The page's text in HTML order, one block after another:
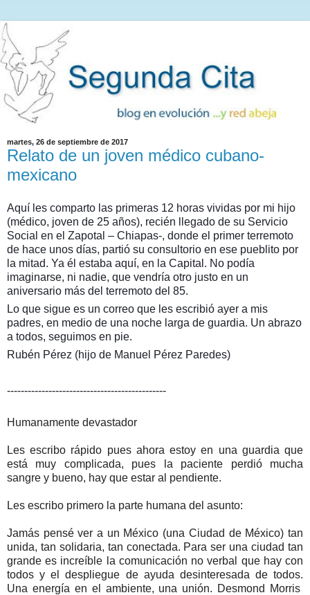
martes, 26 de septiembre de 2017
Relato de un joven médico cubano-
mexicano
Aquí les comparto las primeras 12 horas vividas por mi hijo
(médico, joven de 25 años), recién llegado de su Servicio
Social en el Zapotal – Chiapas-, donde el primer terremoto
de hace unos días, partió su consultorio en ese pueblito por
la mitad. Ya él estaba aquí, en la Capital. No podía
imaginarse, ni nadie, que vendría otro justo en un
aniversario más del terremoto del 85.
Lo que sigue es un correo que les escribió ayer a mis
padres, en medio de una noche larga de guardia. Un abrazo
a todos, seguimos en pie.
Rubén Pérez (hijo de Manuel Pérez Paredes)
----------------------------------------------
Humanamente devastador
Les escribo rápido pues ahora estoy en una guardia que
está muy complicada, pues la paciente perdió mucha
sangre y bueno, hay que estar al pendiente.
Les escribo primero la parte humana del asunto:
Jamás pensé ver a un México (una Ciudad de México) tan
unida, tan solidaria, tan conectada. Para ser una ciudad tan
grande es increíble la comunicación no verbal que hay con
todos y el despliegue de ayuda desinteresada de todos.
Una energía en el ambiente, una unión. Desmond Morris